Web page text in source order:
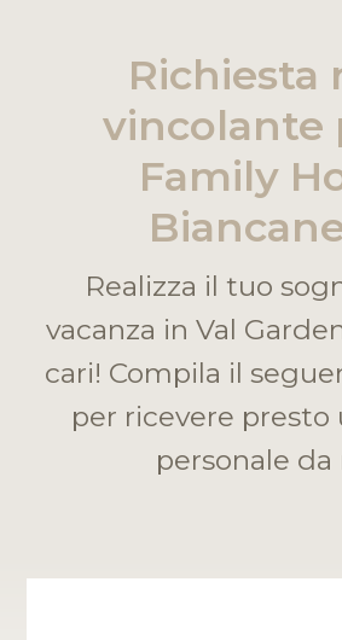
Richiesta
vincolante
Family
Realizza il tuo
vacanza in Val
cari! Compila il
per ricevere presto
personale da